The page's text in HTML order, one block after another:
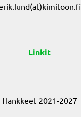
Linkit
Hankkeet 2021-2027